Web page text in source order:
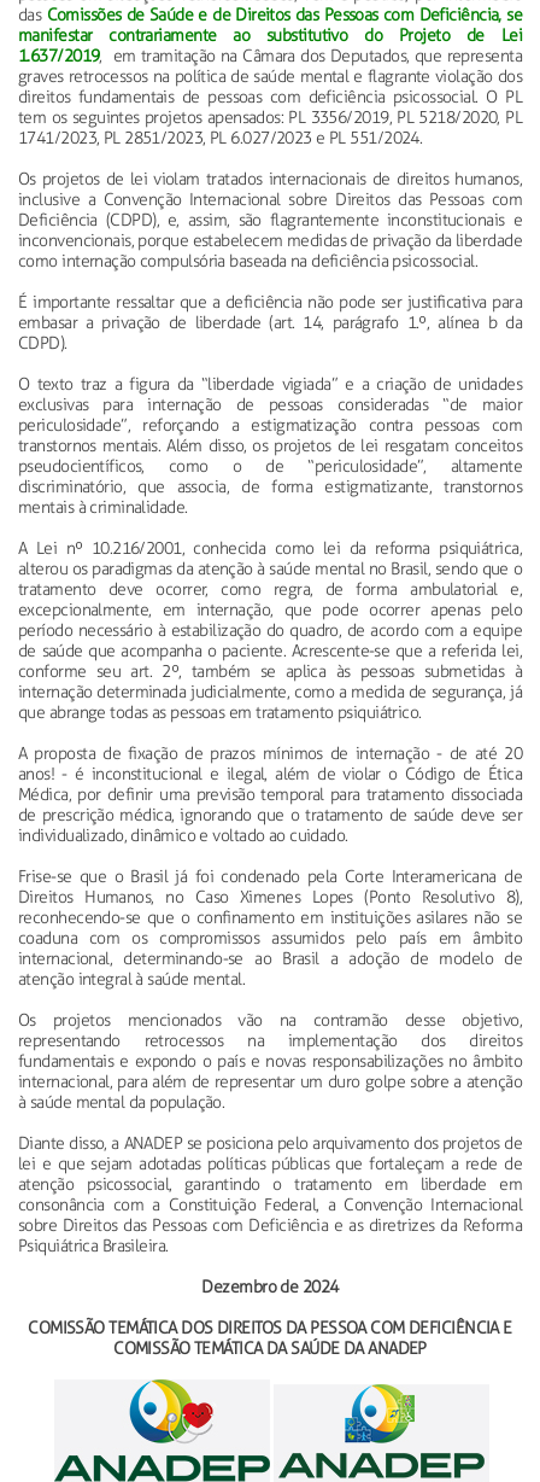
das Comissões de Saúde e de Direitos das Pessoas com Deficiência, se
manifestar contrariamente ao substitutivo do Projeto de Lei
1.637/2019, em tramitação na Câmara dos Deputados, que representa
graves retrocessos na política de saúde mental e flagrante violação dos
direitos fundamentais de pessoas com deficiência psicossocial. O PL
tem os seguintes projetos apensados: PL 3356/2019, PL 5218/2020, PL
1741/2023, PL 2851/2023, PL 6.027/2023 e PL 551/2024.
Os projetos de lei violam tratados internacionais de direitos humanos,
inclusive a Convenção Internacional sobre Direitos das Pessoas com
Deficiência (CDPD), e, assim, são flagrantemente inconstitucionais e
inconvencionais, porque estabelecem medidas de privação da liberdade
como internação compulsória baseada na deficiência psicossocial.
É importante ressaltar que a deficiência não pode ser justificativa para
embasar a privação de liberdade (art. 14, parágrafo 1.º, alínea b da
CDPD).
O texto traz a figura da “liberdade vigiada” e a criação de unidades
exclusivas para internação de pessoas consideradas “de maior
periculosidade”, reforçando a estigmatização contra pessoas com
transtornos mentais. Além disso, os projetos de lei resgatam conceitos
pseudocientíficos, como o de “periculosidade”, altamente
discriminatório, que associa, de forma estigmatizante, transtornos
mentais à criminalidade.
A Lei nº 10.216/2001, conhecida como lei da reforma psiquiátrica,
alterou os paradigmas da atenção à saúde mental no Brasil, sendo que o
tratamento deve ocorrer, como regra, de forma ambulatorial e,
excepcionalmente, em internação, que pode ocorrer apenas pelo
período necessário à estabilização do quadro, de acordo com a equipe
de saúde que acompanha o paciente. Acrescente-se que a referida lei,
conforme seu art. 2º, também se aplica às pessoas submetidas à
internação determinada judicialmente, como a medida de segurança, já
que abrange todas as pessoas em tratamento psiquiátrico.
A proposta de fixação de prazos mínimos de internação - de até 20
anos! - é inconstitucional e ilegal, além de violar o Código de Ética
Médica, por definir uma previsão temporal para tratamento dissociada
de prescrição médica, ignorando que o tratamento de saúde deve ser
individualizado, dinâmico e voltado ao cuidado.
Frise-se que o Brasil já foi condenado pela Corte Interamericana de
Direitos Humanos, no Caso Ximenes Lopes (Ponto Resolutivo 8),
reconhecendo-se que o confinamento em instituições asilares não se
coaduna com os compromissos assumidos pelo país em âmbito
internacional, determinando-se ao Brasil a adoção de modelo de
atenção integral à saúde mental.
Os projetos mencionados vão na contramão desse objetivo,
representando retrocessos na implementação dos direitos
fundamentais e expondo o país e novas responsabilizações no âmbito
internacional, para além de representar um duro golpe sobre a atenção
à saúde mental da população.
Diante disso, a ANADEP se posiciona pelo arquivamento dos projetos de
lei e que sejam adotadas políticas públicas que fortaleçam a rede de
atenção psicossocial, garantindo o tratamento em liberdade em
consonância com a Constituição Federal, a Convenção Internacional
sobre Direitos das Pessoas com Deficiência e as diretrizes da Reforma
Psiquiátrica Brasileira.
Dezembro de 2024
COMISSÃO TEMÁTICA DOS DIREITOS DA PESSOA COM DEFICIÊNCIA E
COMISSÃO TEMÁTICA DA SAÚDE DA ANADEP